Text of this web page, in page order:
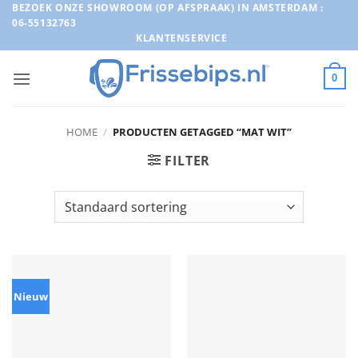
Ga
naar
inhoud
BEZOEK ONZE SHOWROOM (OP AFSPRAAK) IN AMSTERDAM :
06-55132763
KLANTENSERVICE
0
HOME / PRODUCTEN GETAGGED “MAT WIT”
FILTER
Nieuw